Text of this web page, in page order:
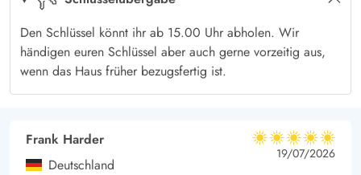
Den Schlüssel könnt ihr ab 15.00 Uhr abholen. Wir
händigen euren Schlüssel aber auch gerne vorzeitig aus,
wenn das Haus früher bezugsfertig ist.
Frank Harder
Deutschland
5 von 5
5 von 5
5 out of 5
19/07/2026